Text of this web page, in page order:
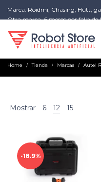
Marca: Roidmi, Chasing, Hutt,
Otra marca, 6 meses por falla de
Home / Tienda / Marcas / Autel
Mostrar 6 12 15
18.9%